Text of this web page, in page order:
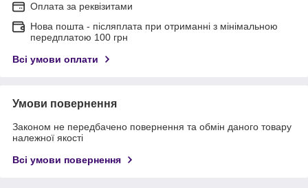
Оплата за реквізитами
Нова пошта - післяплата при отриманні з мінімальною
передплатою 100 грн
Всі умови оплати
Умови повернення
Законом не передбачено повернення та обмін даного товару
належної якості
Всі умови повернення